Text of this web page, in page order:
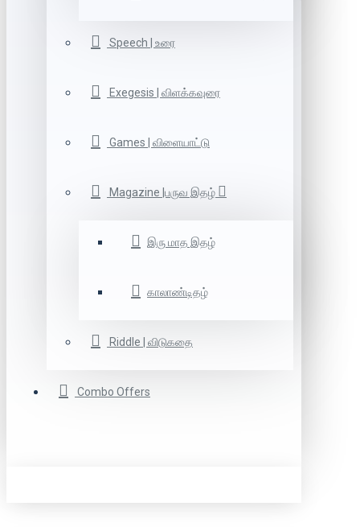
Speech | உரை
Exegesis | விளக்கவுரை
Games | விளையாட்டு
Magazine |பருவ இதழ்
இரு மாத இதழ்
காலாண்டிதழ்
Riddle | விடுகதை
Combo Offers